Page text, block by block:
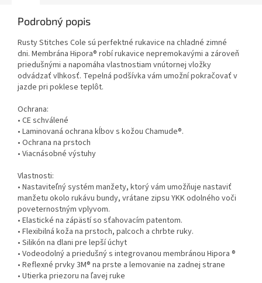
Podrobný popis
Rusty Stitches Cole sú perfektné rukavice na chladné zimné
dni. Membrána Hipora® robí rukavice nepremokavými a zároveň
priedušnými a napomáha vlastnostiam vnútornej vložky
odvádzať vlhkosť. Tepelná podšívka vám umožní pokračovať v
jazde pri poklese teplôt.
Ochrana:
• CE schválené
• Laminovaná ochrana kĺbov s kožou Chamude®.
• Ochrana na prstoch
• Viacnásobné výstuhy
Vlastnosti:
• Nastaviteľný systém manžety, ktorý vám umožňuje nastaviť
manžetu okolo rukávu bundy, vrátane zipsu YKK odolného voči
poveternostným vplyvom.
• Elastické na zápästí so sťahovacím patentom.
• Flexibilná koža na prstoch, palcoch a chrbte ruky.
• Silikón na dlani pre lepší úchyt
• Vodeodolný a priedušný s integrovanou membránou Hipora ®
• Reflexné prvky 3M® na prste a lemovanie na zadnej strane
• Utierka priezoru na ľavej ruke